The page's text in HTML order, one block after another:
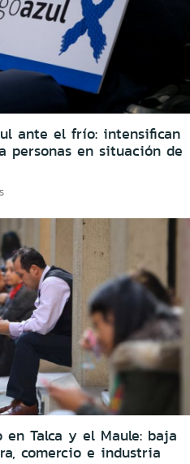
ante el frío: intensifican
personas en situación de
en Talca y el Maule: baja
comercio e industria